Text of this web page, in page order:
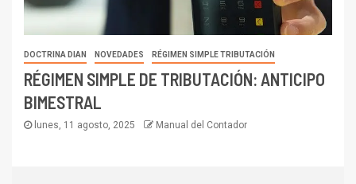
DOCTRINA DIAN NOVEDADES RÉGIMEN SIMPLE TRIBUTACIÓN
RÉGIMEN SIMPLE DE TRIBUTACIÓN: ANTICIPO
BIMESTRAL
lunes, 11 agosto, 2025 Manual del Contador